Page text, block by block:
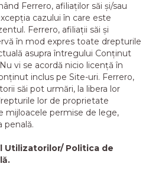
Ferrero, afiliaților săi și/sau
cazului în care este
Ferrero, afiliații săi și
în mod expres toate drepturile
asupra întregului Conținut
vi se acordă nicio licență în
inclus pe Site-uri. Ferrero,
săi pot urmări, la libera lor
lor de proprietate
mijloacele permise de lege,
penală.
Utilizatorilor/ Politica de